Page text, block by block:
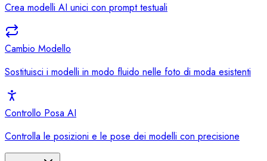
Crea modelli AI unici con prompt testuali
Cambio Modello
Sostituisci i modelli in modo fluido nelle foto di moda esistenti
Controllo Posa AI
Controlla le posizioni e le pose dei modelli con precisione